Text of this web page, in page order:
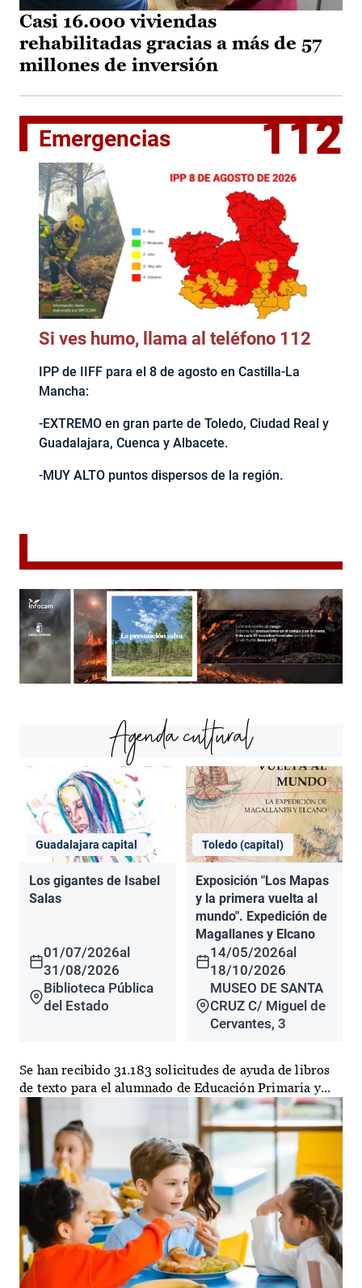
Casi 16.000 viviendas
rehabilitadas gracias a más de 57
millones de inversión
Emergencias 112
Si ves humo, llama al teléfono 112
IPP de IIFF para el 8 de agosto en Castilla-La
Mancha:
-EXTREMO en gran parte de Toledo, Ciudad Real y
Guadalajara, Cuenca y Albacete.
-MUY ALTO puntos dispersos de la región.
Agenda cultural
Guadalajara capital
Los gigantes de Isabel
Salas
01/07/2026al
31/08/2026
Biblioteca Pública
del Estado
Toledo (capital)
Exposición "Los Mapas
y la primera vuelta al
mundo". Expedición de
Magallanes y Elcano
14/05/2026al
18/10/2026
MUSEO DE SANTA
CRUZ C/ Miguel de
Cervantes, 3
Se han recibido 31.183 solicitudes de ayuda de libros
de texto para el alumnado de Educación Primaria y...